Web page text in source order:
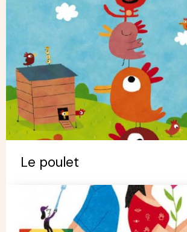
Le poulet